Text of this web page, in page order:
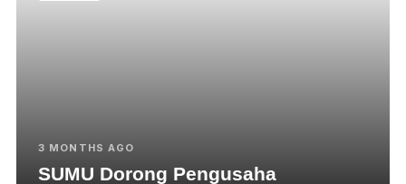
3 MONTHS AGO
SUMU Dorong Pengusaha